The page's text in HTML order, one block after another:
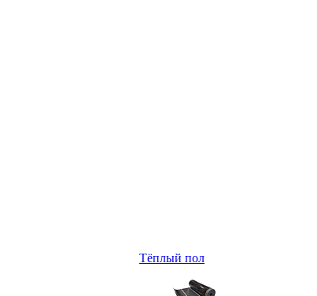
Тёплый пол